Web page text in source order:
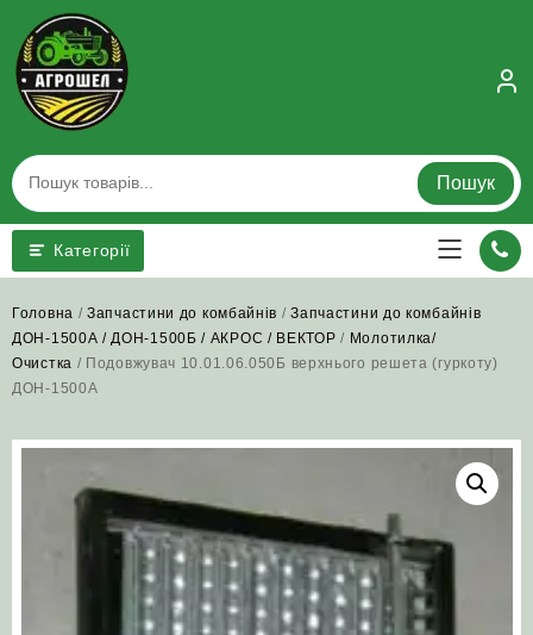
content
Пошук
Категорії
Головна /Запчастини до комбайнів /Запчастини до комбайнів
ДОН-1500А / ДОН-1500Б / АКРОС / ВЕКТОР / Молотилка/
Очистка / Подовжувач 10.01.06.050Б верхнього решета (гуркоту)
ДОН-1500А